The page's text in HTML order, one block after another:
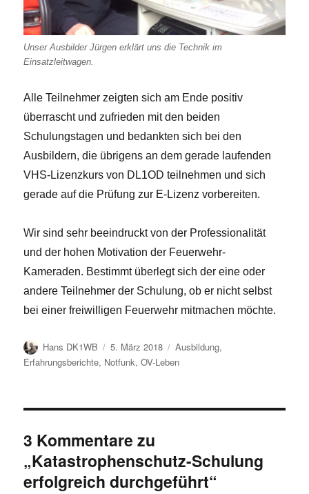
Unser Ausbilder Jürgen erklärt uns die Technik im
Einsatzleitwagen.
Alle Teilnehmer zeigten sich am Ende positiv
überrascht und zufrieden mit den beiden
Schulungstagen und bedankten sich bei den
Ausbildern, die übrigens an dem gerade laufenden
VHS-Lizenzkurs von DL1OD teilnehmen und sich
gerade auf die Prüfung zur E-Lizenz vorbereiten.
Wir sind sehr beeindruckt von der Professionalität
und der hohen Motivation der Feuerwehr-
Kameraden. Bestimmt überlegt sich der eine oder
andere Teilnehmer der Schulung, ob er nicht selbst
bei einer freiwilligen Feuerwehr mitmachen möchte.
Autor
Hans DK1WB
Veröffentlicht
am
5. März 2018 Kategorien
Ausbildung,
Erfahrungsberichte, Notfunk,OV-Leben
3 Kommentare zu
„Katastrophenschutz-Schulung
erfolgreich durchgeführt“